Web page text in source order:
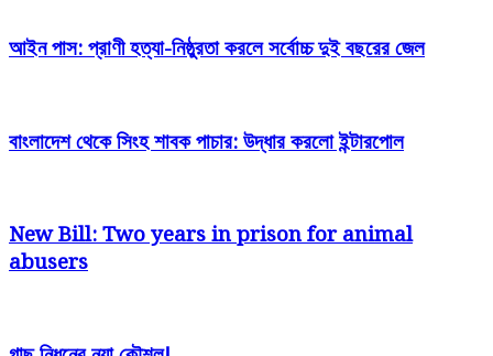
আইন পাস: প্রাণী হত্যা-নিষ্ঠুরতা করলে সর্বোচ্চ দুই বছরের জেল
বাংলাদেশ থেকে সিংহ শাবক পাচার: উদ্ধার করলো ইন্টারপোল
New Bill: Two years in prison for animal
abusers